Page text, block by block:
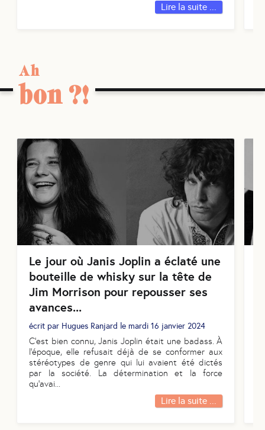
Lire la suite ...
Ah
bon ?!
Le jour où Janis Joplin a éclaté une
bouteille de whisky sur la tête de
Jim Morrison pour repousser ses
avances...
écrit par Hugues Ranjard lemardi 16 janvier 2024
C’est bien connu, Janis Joplin était une badass. À
l’époque, elle refusait déjà de se conformer aux
stéréotypes de genre qui lui avaient été dictés
par la société. La détermination et la force
qu’avai...
Lire la suite ...